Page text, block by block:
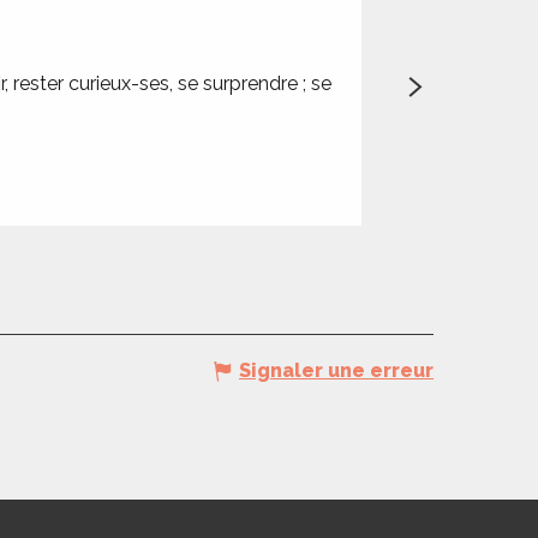
rester curieux-ses, se surprendre ; se
Poursuivre le
Signaler une erreur